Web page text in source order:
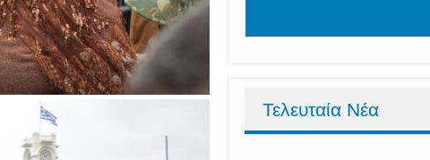
Τελευταία Νέα